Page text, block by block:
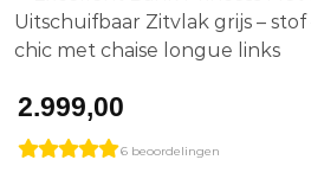
2.999,00
6 beoordelingen